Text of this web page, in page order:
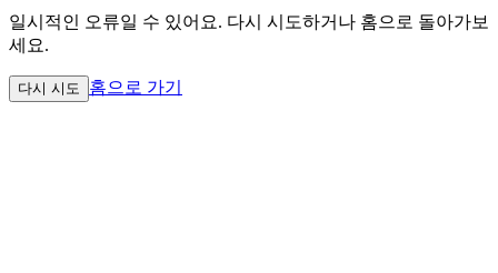
일시적인 오류일 수 있어요. 다시 시도하거나 홈으로 돌아가보
세요.
다시 시도 홈으로 가기